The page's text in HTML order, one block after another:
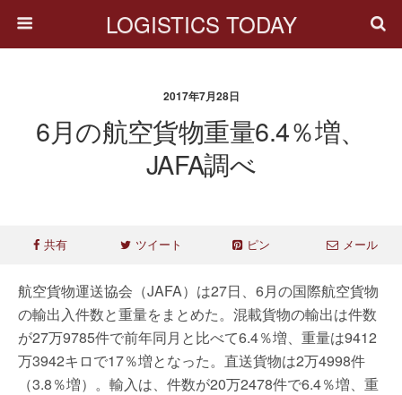
LOGISTICS TODAY
2017年7月28日
6月の航空貨物重量6.4％増、
JAFA調べ
共有 ツイート ピン メール
航空貨物運送協会（JAFA）は27日、6月の国際航空貨物
の輸出入件数と重量をまとめた。混載貨物の輸出は件数
が27万9785件で前年同月と比べて6.4％増、重量は9412
万3942キロで17％増となった。直送貨物は2万4998件
（3.8％増）。輸入は、件数が20万2478件で6.4％増、重